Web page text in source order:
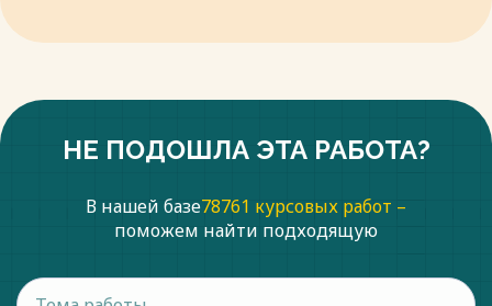
НЕ ПОДОШЛА ЭТА РАБОТА?
В нашей базе78761 курсовых работ –
поможем найти подходящую